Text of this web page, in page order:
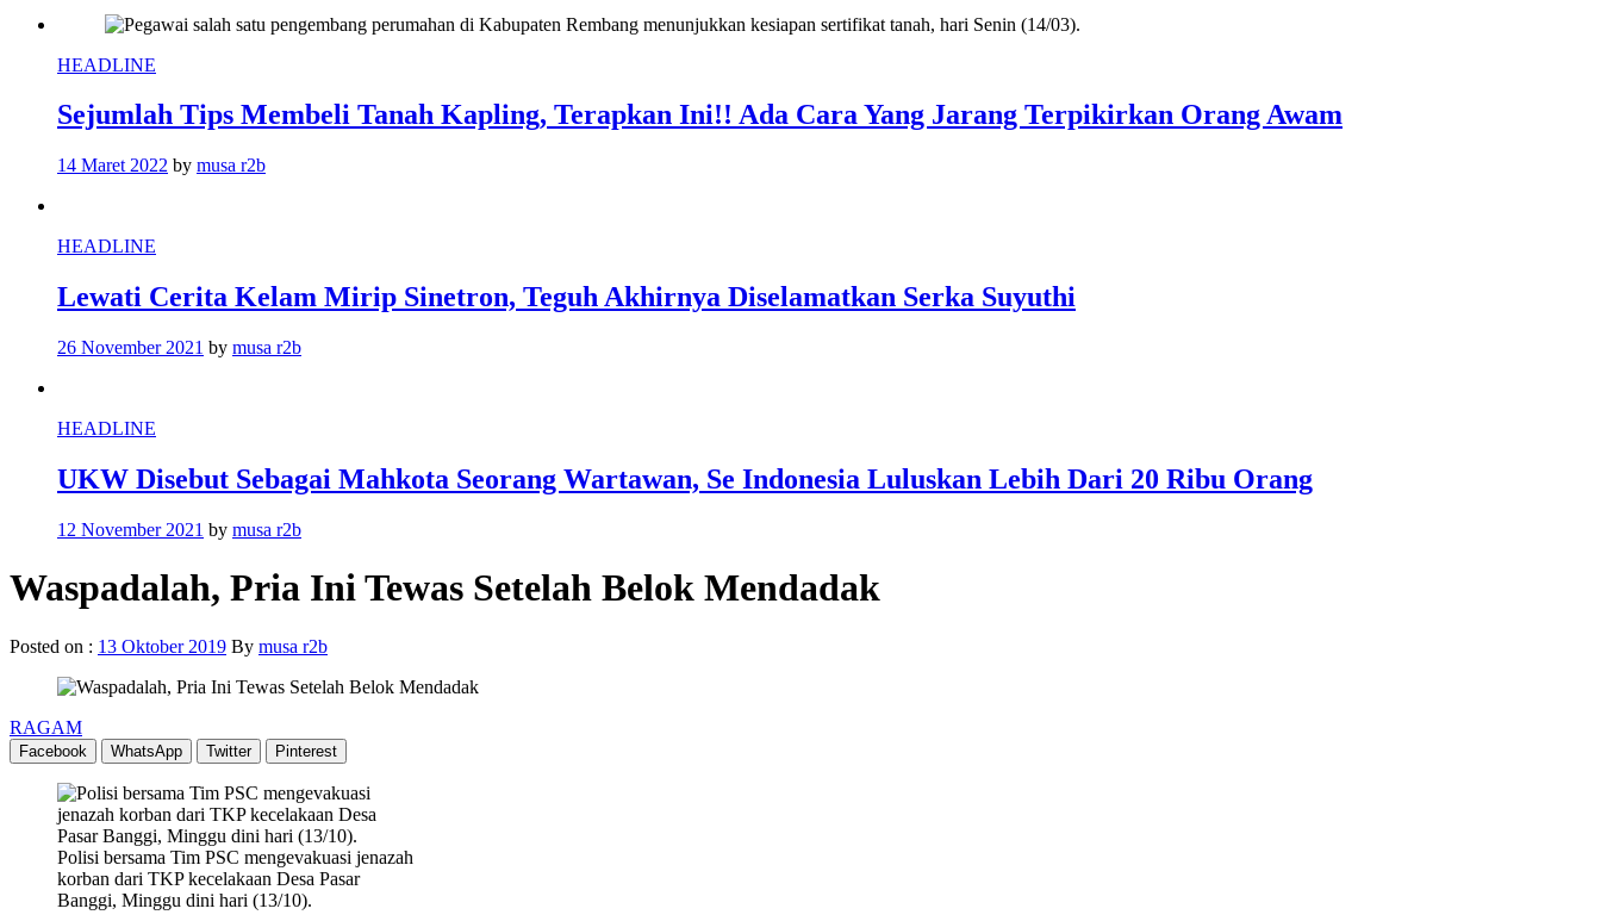
HEADLINE
Sejumlah Tips Membeli Tanah Kapling, Terapkan Ini!! Ada Cara Yang Jarang Terpikirkan Orang Awam
14 Maret 2022 by musa r2b
HEADLINE
Lewati Cerita Kelam Mirip Sinetron, Teguh Akhirnya Diselamatkan Serka Suyuthi
26 November 2021 by musa r2b
HEADLINE
UKW Disebut Sebagai Mahkota Seorang Wartawan, Se Indonesia Luluskan Lebih Dari 20 Ribu Orang
12 November 2021 by musa r2b
Waspadalah, Pria Ini Tewas Setelah Belok Mendadak
Posted on : 13 Oktober 2019 By musa r2b
RAGAM
Facebook WhatsApp Twitter Pinterest
Polisi bersama Tim PSC mengevakuasi jenazah
korban dari TKP kecelakaan Desa Pasar
Banggi, Minggu dini hari (13/10).